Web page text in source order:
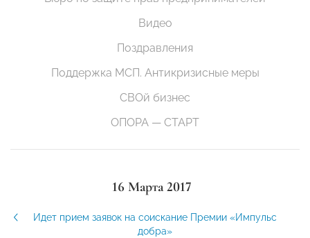
Видео
Поздравления
Поддержка МСП. Антикризисные меры
СВОй бизнес
ОПОРА — СТАРТ
16 Марта 2017
Идет прием заявок на соискание Премии «Импульс
добра»